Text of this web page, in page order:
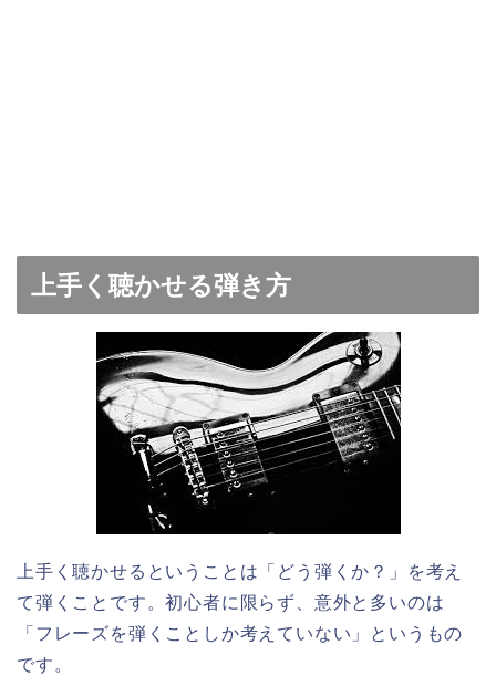
上手く聴かせる弾き方
上手く聴かせるということは「どう弾くか？」を考え
て弾くことです。初心者に限らず、意外と多いのは
「フレーズを弾くことしか考えていない」というもの
です。